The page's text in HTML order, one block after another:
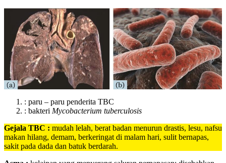
: paru – paru penderita TBC
: bakteri Mycobacterium tuberculosis
Gejala TBC : mudah lelah, berat badan menurun drastis, lesu, nafsu
makan hilang, demam, berkeringat di malam hari, sulit bernapas,
sakit pada dada dan batuk berdarah.